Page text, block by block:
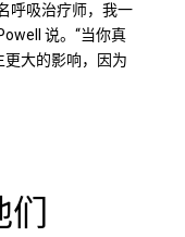
呼吸治疗师，我一
说。“当你真
大的影响，因为
们